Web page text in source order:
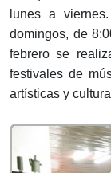
lunes a
domingos, de
febrero se
festivales de
artísticas y